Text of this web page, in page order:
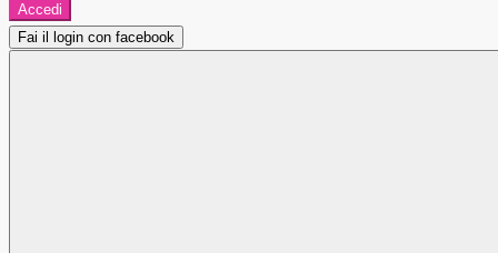
Accedi
Fai il login con facebook